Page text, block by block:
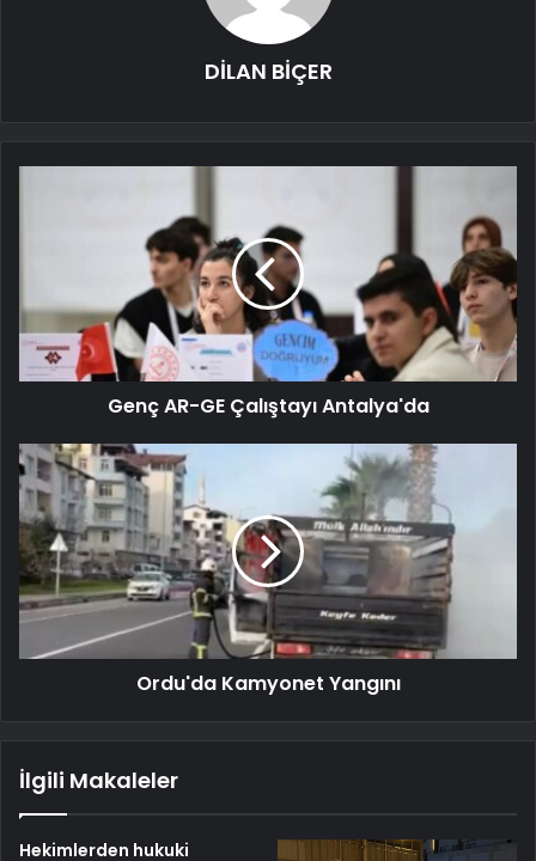
DİLAN BİÇER
Genç AR-GE Çalıştayı Antalya'da
Ordu'da Kamyonet Yangını
İlgili Makaleler
Hekimlerden hukuki